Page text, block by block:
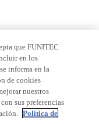
que FUNITEC
en los
informa en la
de cookies
nuestros
sus preferencias
Política de